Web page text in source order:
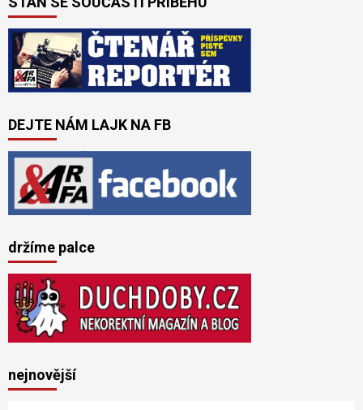
DEJTE NÁM LAJK NA FB
držíme palce
nejnovější